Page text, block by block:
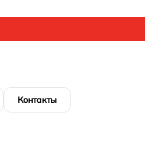
Контакты